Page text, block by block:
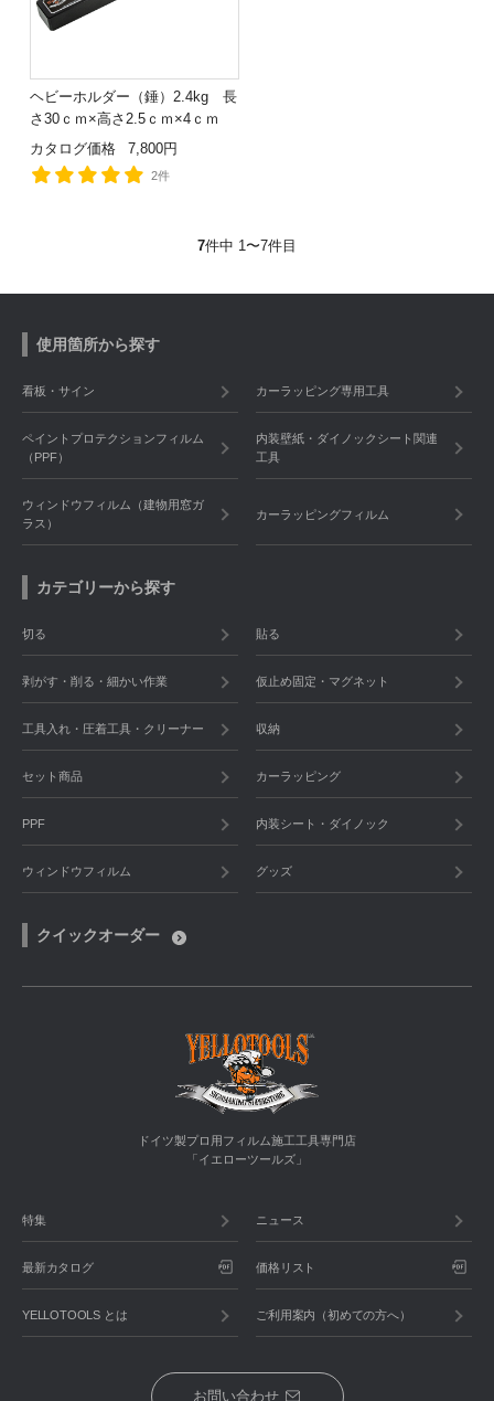
ヘビーホルダー（錘）2.4kg 長
さ30ｃｍ×高さ2.5ｃｍ×4ｃｍ
カタログ価格
7,800円
2件
7件中 1〜7件目
使用箇所から探す
看板・サイン カーラッピング専用工具
ペイントプロテクションフィルム
（PPF）
内装壁紙・ダイノックシート関連
工具
ウィンドウフィルム（建物用窓ガ
ラス）
カーラッピングフィルム
カテゴリーから探す
切る 貼る
剥がす・削る・細かい作業 仮止め固定・マグネット
工具入れ・圧着工具・クリーナー 収納
セット商品 カーラッピング
PPF 内装シート・ダイノック
ウィンドウフィルム グッズ
クイックオーダー
ドイツ製プロ用フィルム施工工具専門店
「イエローツールズ」
特集 ニュース
最新カタログ 価格リスト
YELLOTOOLS とは ご利用案内（初めての方へ）
お問い合わせ